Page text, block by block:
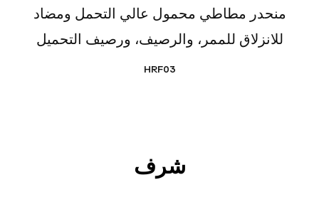
منحدر مطاطي محمول عالي التحمل ومضاد
للانزلاق للممر، والرصيف، ورصيف التحميل
HRF03
شرف